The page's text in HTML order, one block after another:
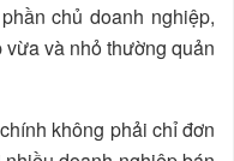
chủ doanh nghiệp,
và nhỏ thường quản
không phải chỉ đơn